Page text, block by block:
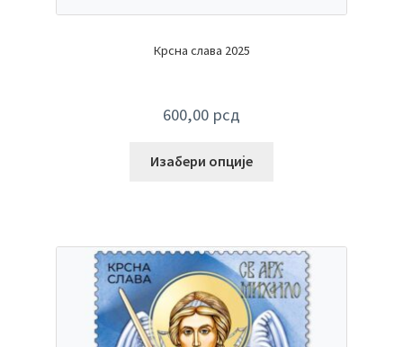
Крсна слава 2025
600,00 рсд
Изабери опције